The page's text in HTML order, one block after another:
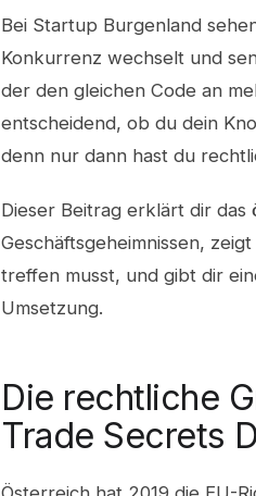
Bei Startup Burgenland
Konkurrenz wechselt und
der den gleichen Code an
entscheidend, ob du dein
denn nur dann hast du
Dieser Beitrag erklärt dir
Geschäftsgeheimnissen,
treffen musst, und gibt dir
Umsetzung.
Die rechtliche
Trade Secrets